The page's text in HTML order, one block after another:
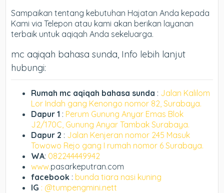
Sampaikan tentang kebutuhan Hajatan Anda kepada
Kami via Telepon atau kami akan berikan layanan
terbaik untuk aqiqah Anda sekeluarga.
mc aqiqah bahasa sunda, Info lebih lanjut
hubungi:
Rumah mc aqiqah bahasa sunda : Jalan Kalilom
Lor Indah gang Kenongo nomor 82, Surabaya.
Dapur 1 : Perum Gunung Anyar Emas Blok
J2/170C, Gunung Anyar Tambak Surabaya.
Dapur 2 : Jalan Kenjeran nomor 245 Masuk
Towowo Rejo gang I rumah nomor 6 Surabaya.
WA: 082244449942
www.pasarkeputran.com
facebook : bunda tiara nasi kuning
IG : @tumpengmini.nett